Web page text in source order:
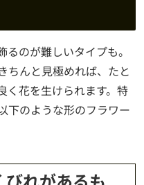
のが難しいタイプも。
ちんと見極めれば、たと
く花を生けられます。特
下のような形のフラワー